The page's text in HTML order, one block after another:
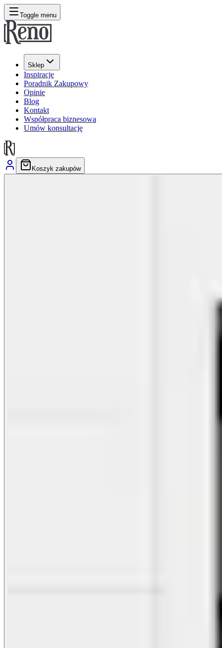
Toggle menu
Sklep
Inspiracje
Poradnik Zakupowy
Opinie
Blog
Kontakt
Współpraca biznesowa
Umów konsultację
Koszyk zakupów